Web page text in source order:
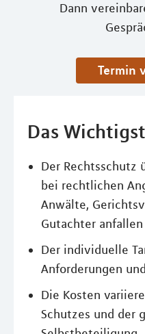
Dann
Termin
Das
Der Rechtsschutz
bei rechtlichen
Anwälte,
Gutachter
Der individuelle
Anforderungen
Die Kosten
Schutzes und der